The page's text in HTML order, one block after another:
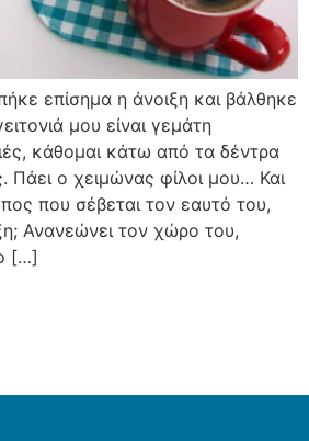
επίσημα η άνοιξη και βάλθηκε
μου είναι γεμάτη
κάθομαι κάτω από τα δέντρα
Πάει ο χειμώνας φίλοι μου… Και
που σέβεται τον εαυτό του,
Ανανεώνει τον χώρο του,
[…]